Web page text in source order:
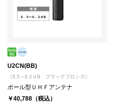
U2CN(BB)
（5.5～6.2ｄB ブラックブロンズ）
ポール型ＵＨＦアンテナ
￥40,788（税込）